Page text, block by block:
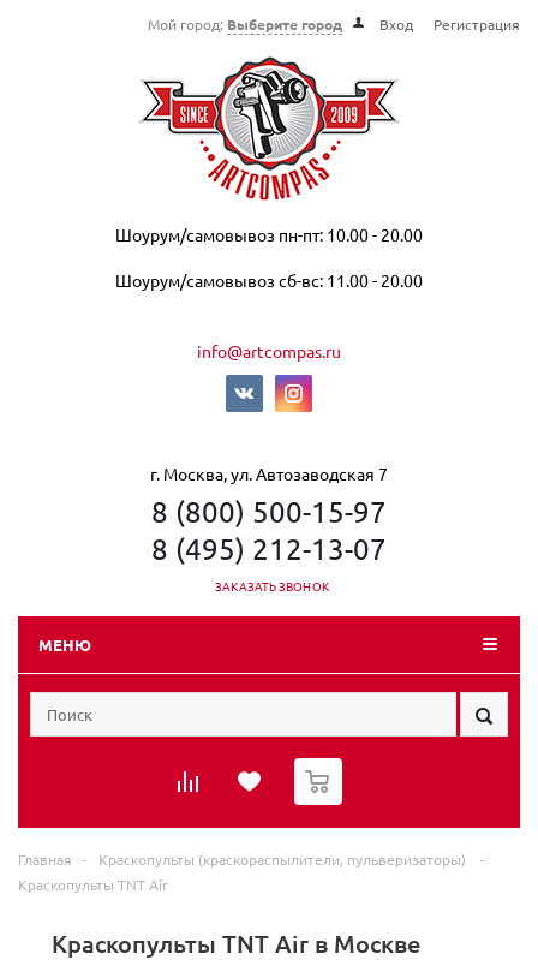
Мой город: Выберите город Вход Регистрация
Шоурум/самовывоз пн-пт: 10.00 - 20.00
Шоурум/самовывоз сб-вс: 11.00 - 20.00
info@artcompas.ru
г. Москва, ул. Автозаводская 7
8 (800) 500-15-97
8 (495) 212-13-07
ЗАКАЗАТЬ ЗВОНОК
МЕНЮ
0
Главная - Краскопульты (краскораспылители, пульверизаторы)
-
Краскопульты TNT Air
Краскопульты TNT Air в Москве